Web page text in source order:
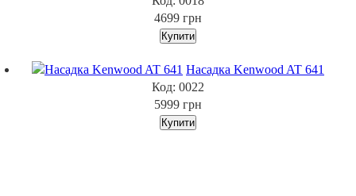
4699 грн
Насадка Kenwood AT 641
Код: 0022
5999 грн